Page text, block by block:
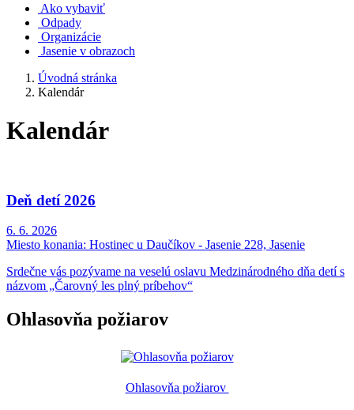
Ako vybaviť
Odpady
Organizácie
Jasenie v obrazoch
Úvodná stránka
Kalendár
Kalendár
Deň detí 2026
6. 6. 2026
Miesto konania: Hostinec u Daučíkov - Jasenie 228, Jasenie
Srdečne vás pozývame na veselú oslavu Medzinárodného dňa detí s
názvom „Čarovný les plný príbehov“
Ohlasovňa požiarov
Ohlasovňa požiarov